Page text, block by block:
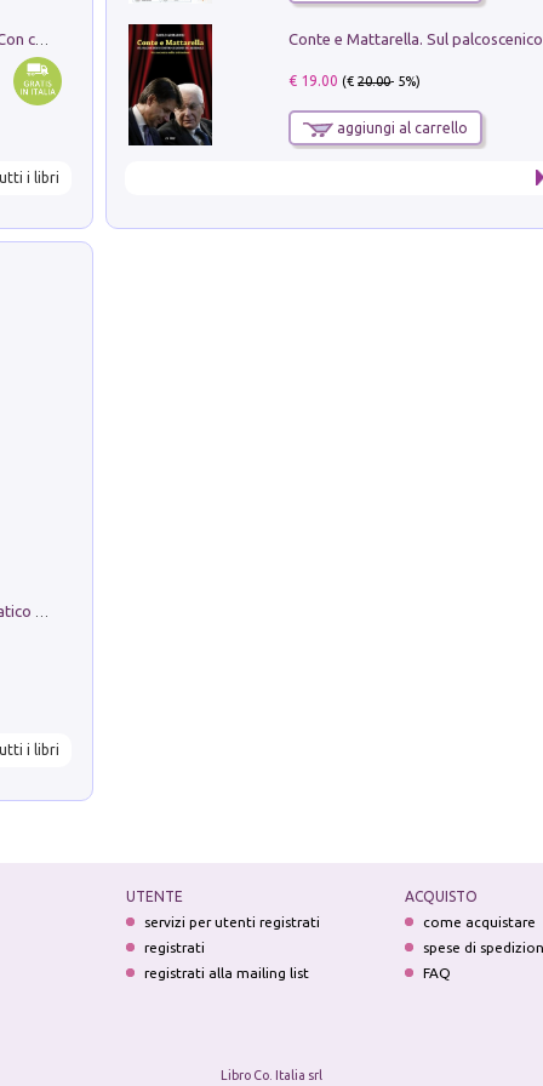
I monumenti funerari del Lazio antico. Con cartella con tavole
i libri
€ 19.00 (€20.00- 5%)
aggiungi al carrello
i libri
UTENTE
servizi per utenti registrati
registrati
registrati alla mailing list
ACQUISTO
come acquistare
spese di
FAQ
Libro Co. Italia srl